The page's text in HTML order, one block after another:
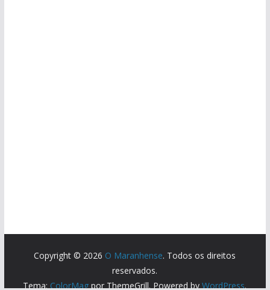
Copyright © 2026 O Maranhense. Todos os direitos
reservados.
Tema: ColorMag por ThemeGrill. Powered byWordPress.